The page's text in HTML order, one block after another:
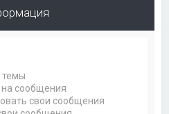
темы
на сообщения
свои сообщения